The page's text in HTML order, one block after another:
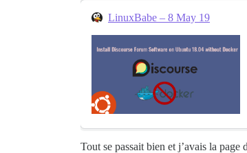
LinuxBabe – 8 May 19
Tout se passait bien et j’avais la